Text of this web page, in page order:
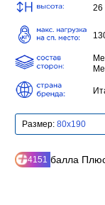
26
Размер: 80x190
4151 балла